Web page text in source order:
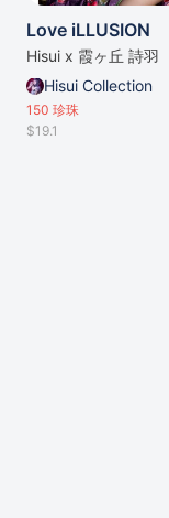
Love iLLUSION
Hisui x 霞ヶ丘 詩羽
Hisui Collection
150 珍珠
$19.1